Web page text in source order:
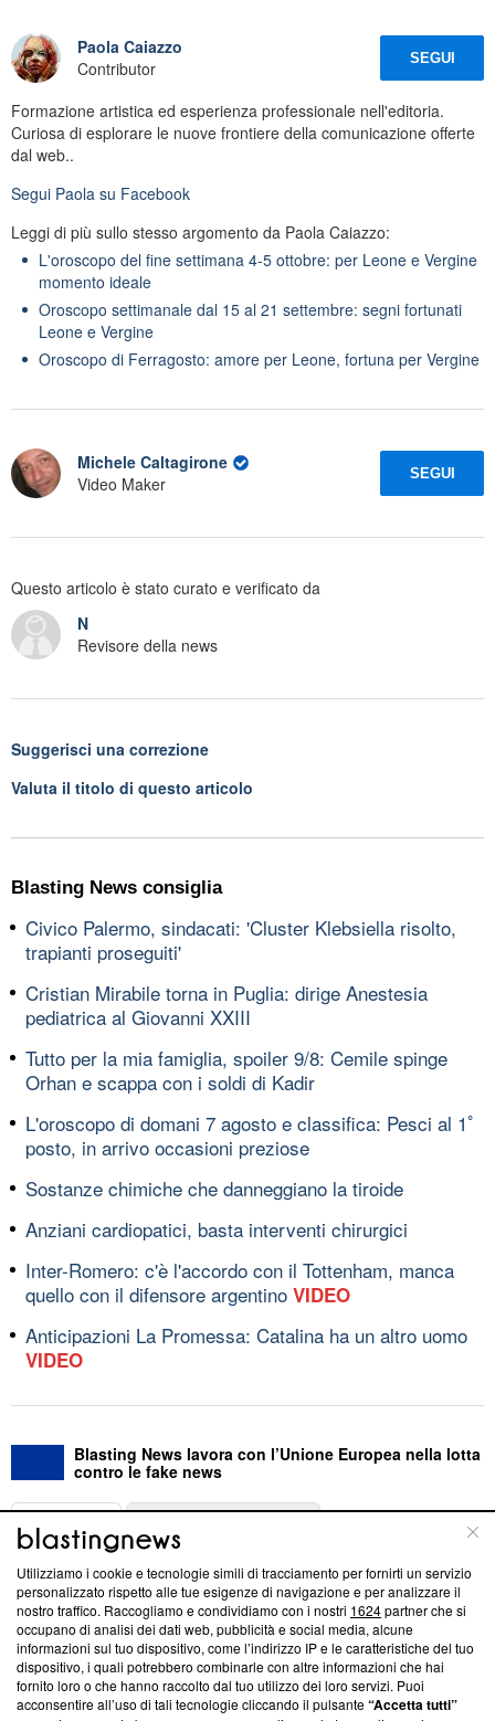
Paola Caiazzo
Contributor
SEGUI
Formazione artistica ed esperienza professionale nell'editoria.
Curiosa di esplorare le nuove frontiere della comunicazione offerte
dal web..
Segui Paola su Facebook
Leggi di più sullo stesso argomento da Paola Caiazzo:
L'oroscopo del fine settimana 4-5 ottobre: per Leone e Vergine
momento ideale
Oroscopo settimanale dal 15 al 21 settembre: segni fortunati
Leone e Vergine
Oroscopo di Ferragosto: amore per Leone, fortuna per Vergine
Michele Caltagirone
Video Maker
SEGUI
Questo articolo è stato curato e verificato da
N
Revisore della news
Suggerisci una correzione
Valuta il titolo di questo articolo
Blasting News consiglia
Civico Palermo, sindacati: 'Cluster Klebsiella risolto,
trapianti proseguiti'
Cristian Mirabile torna in Puglia: dirige Anestesia
pediatrica al Giovanni XXIII
Tutto per la mia famiglia, spoiler 9/8: Cemile spinge
Orhan e scappa con i soldi di Kadir
L'oroscopo di domani 7 agosto e classifica: Pesci al 1ﾟ
posto, in arrivo occasioni preziose
Sostanze chimiche che danneggiano la tiroide
Anziani cardiopatici, basta interventi chirurgici
Inter-Romero: c'è l'accordo con il Tottenham, manca
quello con il difensore argentino VIDEO
Anticipazioni La Promessa: Catalina ha un altro uomo
VIDEO
Blasting News lavora con l’Unione Europea nella lotta
contro le fake news
ABOUT
Questa sezione offre informazioni trasparenti su Blasting
News, sui nostri processi editoriali e su come ci impegniamo a
creare news di qualità. Inoltre, afferma la nostra aderenza a
‘Trust Project - News with Integrity’Blasting News non è
ancora membro del programma, ma ha richiesto di farne
parte; Trust Project non ha ancora effettuato una verifica di
Utilizziamo i cookie e tecnologie simili di tracciamento per fornirti un servizio
personalizzato rispetto alle tue esigenze di navigazione e per analizzare il
nostro traffico. Raccogliamo e condividiamo con i nostri 1624partner che si
occupano di analisi dei dati web, pubblicità e social media, alcune
informazioni sul tuo dispositivo, come l’indirizzo IP e le caratteristiche del tuo
dispositivo, i quali potrebbero combinarle con altre informazioni che hai
fornito loro o che hanno raccolto dal tuo utilizzo dei loro servizi. Puoi
acconsentire all’uso di tali tecnologie cliccando il pulsante“Accetta tutti”